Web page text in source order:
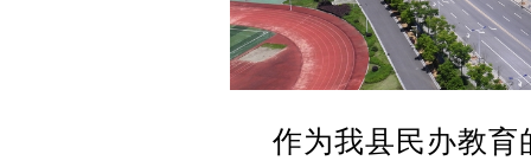
作为我县民办教育